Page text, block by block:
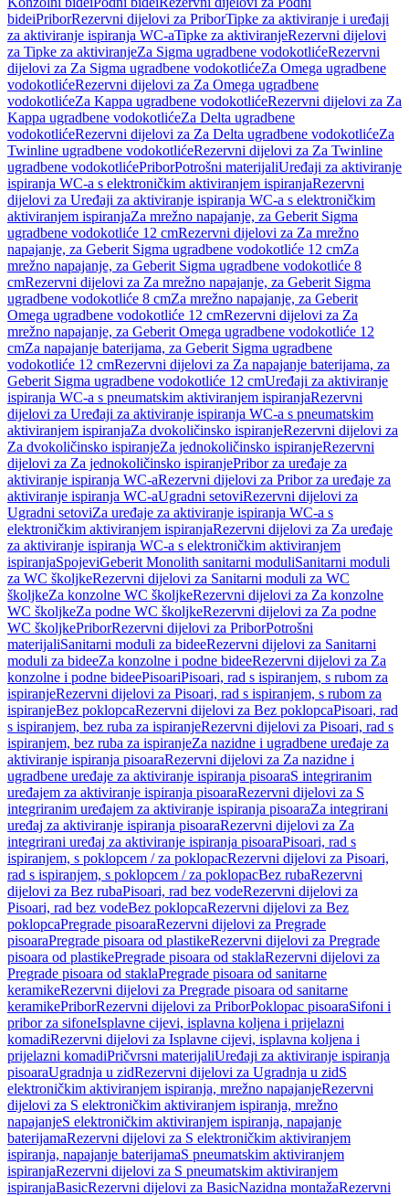
bideiPriborRezervni dijelovi za PriborTipke za aktiviranje i uređaji
za aktiviranje ispiranja WC-aTipke za aktiviranjeRezervni dijelovi
za Tipke za aktiviranjeZa Sigma ugradbene vodokotlićeRezervni
dijelovi za Za Sigma ugradbene vodokotlićeZa Omega ugradbene
vodokotlićeRezervni dijelovi za Za Omega ugradbene
vodokotlićeZa Kappa ugradbene vodokotlićeRezervni dijelovi za Za
Kappa ugradbene vodokotlićeZa Delta ugradbene
vodokotlićeRezervni dijelovi za Za Delta ugradbene vodokotlićeZa
Twinline ugradbene vodokotlićeRezervni dijelovi za Za Twinline
ugradbene vodokotlićePriborPotrošni materijaliUređaji za aktiviranje
ispiranja WC-a s elektroničkim aktiviranjem ispiranjaRezervni
dijelovi za Uređaji za aktiviranje ispiranja WC-a s elektroničkim
aktiviranjem ispiranjaZa mrežno napajanje, za Geberit Sigma
ugradbene vodokotliće 12 cmRezervni dijelovi za Za mrežno
napajanje, za Geberit Sigma ugradbene vodokotliće 12 cmZa
mrežno napajanje, za Geberit Sigma ugradbene vodokotliće 8
cmRezervni dijelovi za Za mrežno napajanje, za Geberit Sigma
ugradbene vodokotliće 8 cmZa mrežno napajanje, za Geberit
Omega ugradbene vodokotliće 12 cmRezervni dijelovi za Za
mrežno napajanje, za Geberit Omega ugradbene vodokotliće 12
cmZa napajanje baterijama, za Geberit Sigma ugradbene
vodokotliće 12 cmRezervni dijelovi za Za napajanje baterijama, za
Geberit Sigma ugradbene vodokotliće 12 cmUređaji za aktiviranje
ispiranja WC-a s pneumatskim aktiviranjem ispiranjaRezervni
dijelovi za Uređaji za aktiviranje ispiranja WC-a s pneumatskim
aktiviranjem ispiranjaZa dvokoličinsko ispiranjeRezervni dijelovi za
Za dvokoličinsko ispiranjeZa jednokoličinsko ispiranjeRezervni
dijelovi za Za jednokoličinsko ispiranjePribor za uređaje za
aktiviranje ispiranja WC-aRezervni dijelovi za Pribor za uređaje za
aktiviranje ispiranja WC-aUgradni setoviRezervni dijelovi za
Ugradni setoviZa uređaje za aktiviranje ispiranja WC-a s
elektroničkim aktiviranjem ispiranjaRezervni dijelovi za Za uređaje
za aktiviranje ispiranja WC-a s elektroničkim aktiviranjem
ispiranjaSpojeviGeberit Monolith sanitarni moduliSanitarni moduli
za WC školjkeRezervni dijelovi za Sanitarni moduli za WC
školjkeZa konzolne WC školjkeRezervni dijelovi za Za konzolne
WC školjkeZa podne WC školjkeRezervni dijelovi za Za podne
WC školjkePriborRezervni dijelovi za PriborPotrošni
materijaliSanitarni moduli za bideeRezervni dijelovi za Sanitarni
moduli za bideeZa konzolne i podne bideeRezervni dijelovi za Za
konzolne i podne bideePisoariPisoari, rad s ispiranjem, s rubom za
ispiranjeRezervni dijelovi za Pisoari, rad s ispiranjem, s rubom za
ispiranjeBez poklopcaRezervni dijelovi za Bez poklopcaPisoari, rad
s ispiranjem, bez ruba za ispiranjeRezervni dijelovi za Pisoari, rad s
ispiranjem, bez ruba za ispiranjeZa nazidne i ugradbene uređaje za
aktiviranje ispiranja pisoaraRezervni dijelovi za Za nazidne i
ugradbene uređaje za aktiviranje ispiranja pisoaraS integriranim
uređajem za aktiviranje ispiranja pisoaraRezervni dijelovi za S
integriranim uređajem za aktiviranje ispiranja pisoaraZa integrirani
uređaj za aktiviranje ispiranja pisoaraRezervni dijelovi za Za
integrirani uređaj za aktiviranje ispiranja pisoaraPisoari, rad s
ispiranjem, s poklopcem / za poklopacRezervni dijelovi za Pisoari,
rad s ispiranjem, s poklopcem / za poklopacBez rubaRezervni
dijelovi za Bez rubaPisoari, rad bez vodeRezervni dijelovi za
Pisoari, rad bez vodeBez poklopcaRezervni dijelovi za Bez
poklopcaPregrade pisoaraRezervni dijelovi za Pregrade
pisoaraPregrade pisoara od plastikeRezervni dijelovi za Pregrade
pisoara od plastikePregrade pisoara od staklaRezervni dijelovi za
Pregrade pisoara od staklaPregrade pisoara od sanitarne
keramikeRezervni dijelovi za Pregrade pisoara od sanitarne
keramikePriborRezervni dijelovi za PriborPoklopac pisoaraSifoni i
pribor za sifoneIsplavne cijevi, isplavna koljena i prijelazni
komadiRezervni dijelovi za Isplavne cijevi, isplavna koljena i
prijelazni komadiPričvrsni materijaliUređaji za aktiviranje ispiranja
pisoaraUgradnja u zidRezervni dijelovi za Ugradnja u zidS
elektroničkim aktiviranjem ispiranja, mrežno napajanjeRezervni
dijelovi za S elektroničkim aktiviranjem ispiranja, mrežno
napajanjeS elektroničkim aktiviranjem ispiranja, napajanje
baterijamaRezervni dijelovi za S elektroničkim aktiviranjem
ispiranja, napajanje baterijamaS pneumatskim aktiviranjem
ispiranjaRezervni dijelovi za S pneumatskim aktiviranjem
ispiranjaBasicRezervni dijelovi za BasicNazidna montažaRezervni